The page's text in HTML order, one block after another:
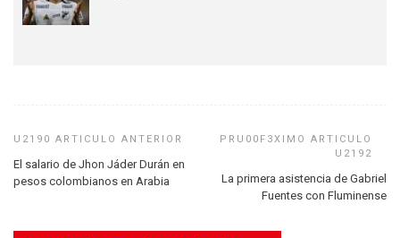
El salario de Jhon Jáder Durán en
pesos colombianos en Arabia
La primera asistencia de Gabriel
Fuentes con Fluminense